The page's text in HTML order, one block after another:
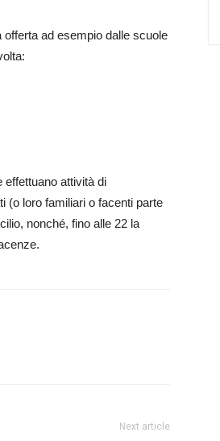
ad esempio dalle scuole
effettuano attività di
(o loro familiari o facenti parte
nonché, fino alle 22 la
Next article